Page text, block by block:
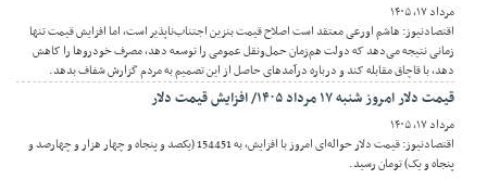
مرداد ۱۷, ۱۴۰۵
اقتصادنیوز: هاشم اورعی معتقد است اصلاح قیمت بنزین اجتناب‌ناپذیر است، اما افزایش قیمت تنها
زمانی نتیجه می‌دهد که دولت هم‌زمان حمل‌ونقل عمومی را توسعه دهد، مصرف خودروها را کاهش
دهد، با قاچاق مقابله کند و درباره درآمدهای حاصل از این تصمیم به مردم گزارش شفاف بدهد.
قیمت دلار امروز شنبه ۱۷ مرداد ۱۴۰۵/ افزایش قیمت دلار
مرداد ۱۷, ۱۴۰۵
اقتصادنیوز: قیمت دلار حواله‌ای امروز با افزایش، به 154451 (یکصد و پنجاه و چهار هزار و چهارصد و
پنجاه و یک) تومان رسید.